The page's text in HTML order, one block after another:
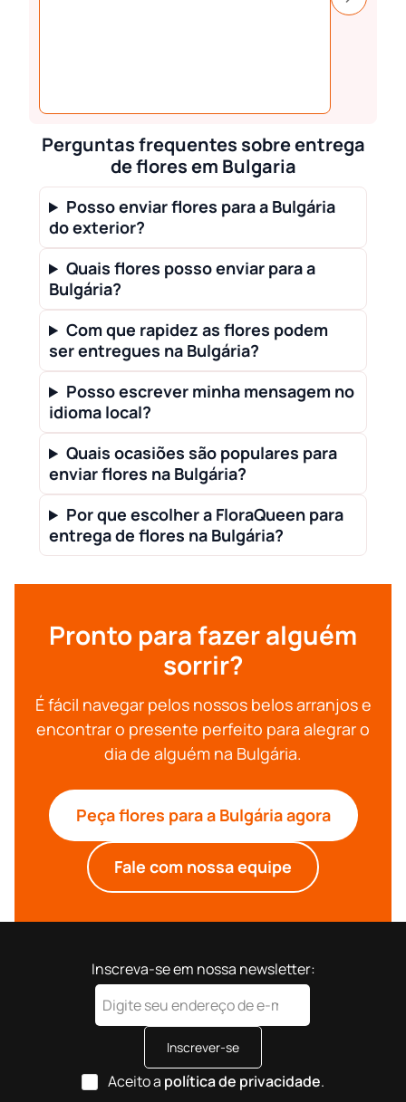
Perguntas frequentes sobre entrega
de flores em Bulgaria
Posso enviar flores para a Bulgária
do exterior?
Quais flores posso enviar para a
Bulgária?
Com que rapidez as flores podem
ser entregues na Bulgária?
Posso escrever minha mensagem no
idioma local?
Quais ocasiões são populares para
enviar flores na Bulgária?
Por que escolher a FloraQueen para
entrega de flores na Bulgária?
Pronto para fazer alguém
sorrir?
É fácil navegar pelos nossos belos arranjos e
encontrar o presente perfeito para alegrar o
dia de alguém na Bulgária.
Peça flores para a Bulgária agora
Fale com nossa equipe
Inscreva-se em nossa newsletter:
Inscrever-se
Aceito a política de privacidade.